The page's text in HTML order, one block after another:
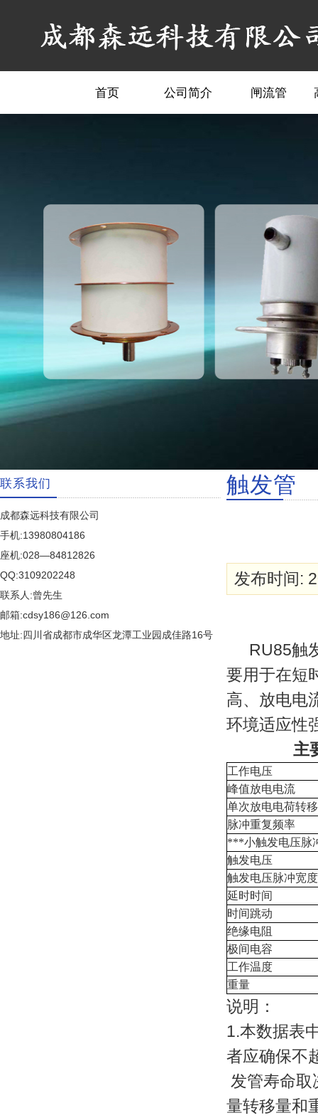
首页 公司简介 闸流管
联系我们
成都森远科技有限公司
手机:13980804186
座机:028—84812826
QQ:3109202248
联系人:曾先生
邮箱:cdsy186@126.com
地址:四川省成都市成华区龙潭工业园成佳路16号
触发管
发布时间:
RU85触
要用于在短
高、放电电
环境适应性
主
工作电压
峰值放电电流
单次放电电荷转
脉冲重复频率
***小触发电压脉
触发电压
触发电压脉冲宽度
延时时间
时间跳动
绝缘电阻
极间电容
工作温度
重量
说明：
1.本数据表
者应确保不
发管寿命取
量转移量和